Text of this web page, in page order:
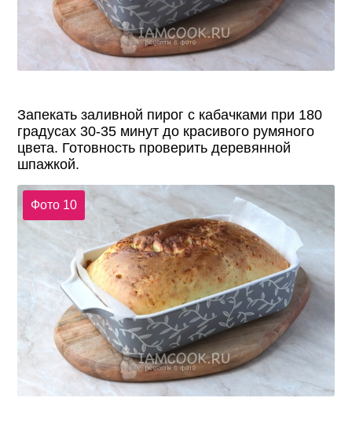
Запекать заливной пирог с кабачками при 180
градусах 30-35 минут до красивого румяного
цвета. Готовность проверить деревянной
шпажкой.
Фото 10